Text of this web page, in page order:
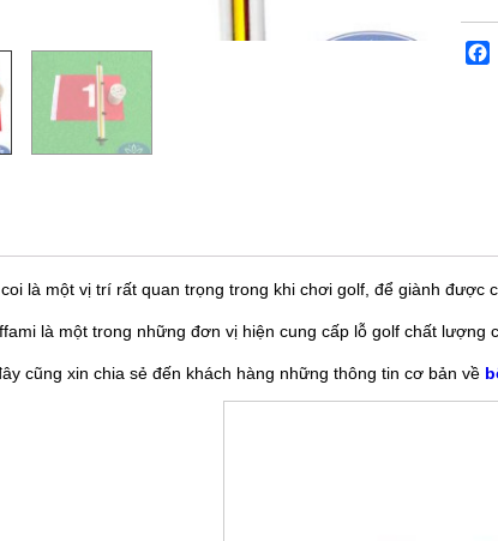
là một vị trí rất quan trọng trong khi chơi golf, để giành được
là một trong những đơn vị hiện cung cấp lỗ golf chất
cũng xin chia sẻ đến khách hàng những thông tin cơ bản về